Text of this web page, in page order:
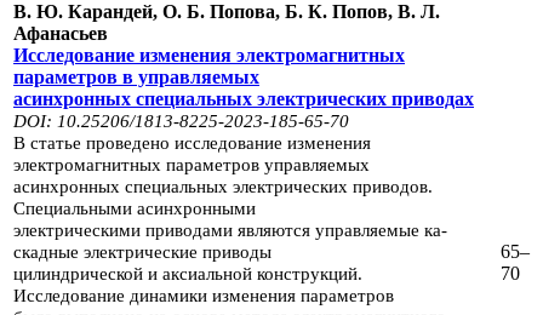
В. Ю. Карандей, О. Б. Попова, Б. К. Попов, В. Л.
Афанасьев
Исследование изменения электромагнитных
параметров в управляемых
асинхронных специальных электрических приводах
DOI: 10.25206/1813-8225-2023-185-65-70
В статье проведено исследование изменения
электромагнитных параметров управляемых
асинхронных специальных электрических приводов.
Специаль­ными асинхронными
электрическими приводами являются управляемые ка­
скадные электрические приводы
цилиндрической и аксиальной конструкций.
Исследование динамики изменения параметров
65–
70